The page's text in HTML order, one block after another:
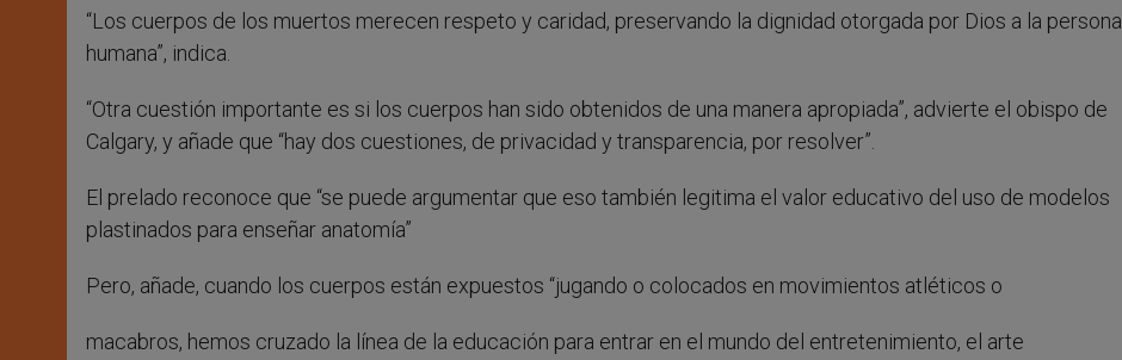
“Los cuerpos de los muertos merecen respeto y caridad, preservando la dignidad otorgada por Dios a la persona
humana”, indica.
“Otra cuestión importante es si los cuerpos han sido obtenidos de una manera apropiada”, advierte el obispo de
Calgary, y añade que “hay dos cuestiones, de privacidad y transparencia, por resolver”.
El prelado reconoce que “se puede argumentar que eso también legitima el valor educativo del uso de modelos
plastinados para enseñar anatomía”
Pero, añade, cuando los cuerpos están expuestos “jugando o colocados en movimientos atléticos o
macabros, hemos cruzado la línea de la educación para entrar en el mundo del entretenimiento, el arte